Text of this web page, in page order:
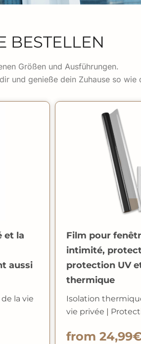
BESTELLEN
Größen und Ausführungen.
und genieße dein Zuhause so wie
et la
aussi
la vie
Film pour
intimité,
protection UV
thermique
Isolation
vie privée |
from